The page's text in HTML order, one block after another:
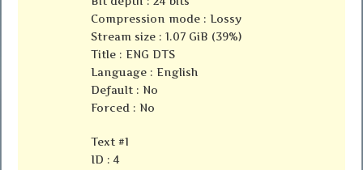
Compression mode : Lossy
Stream size : 1.07 GiB (39%)
Title : ENG DTS
Language : English
Default : No
Forced : No
Text #1
ID : 4